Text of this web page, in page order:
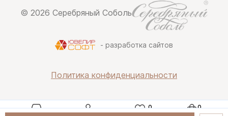
© 2026 Серебряный Соболь
- разработка сайтов
Политика конфиденциальности